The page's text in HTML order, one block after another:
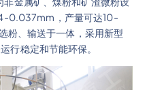
0.037mm，产量可达10-
粉、输送于一体，采用新型
行稳定和节能环保。